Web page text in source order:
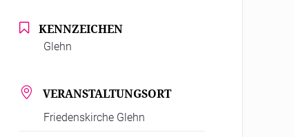
KENNZEICHEN
Glehn
VERANSTALTUNGSORT
Friedenskirche Glehn